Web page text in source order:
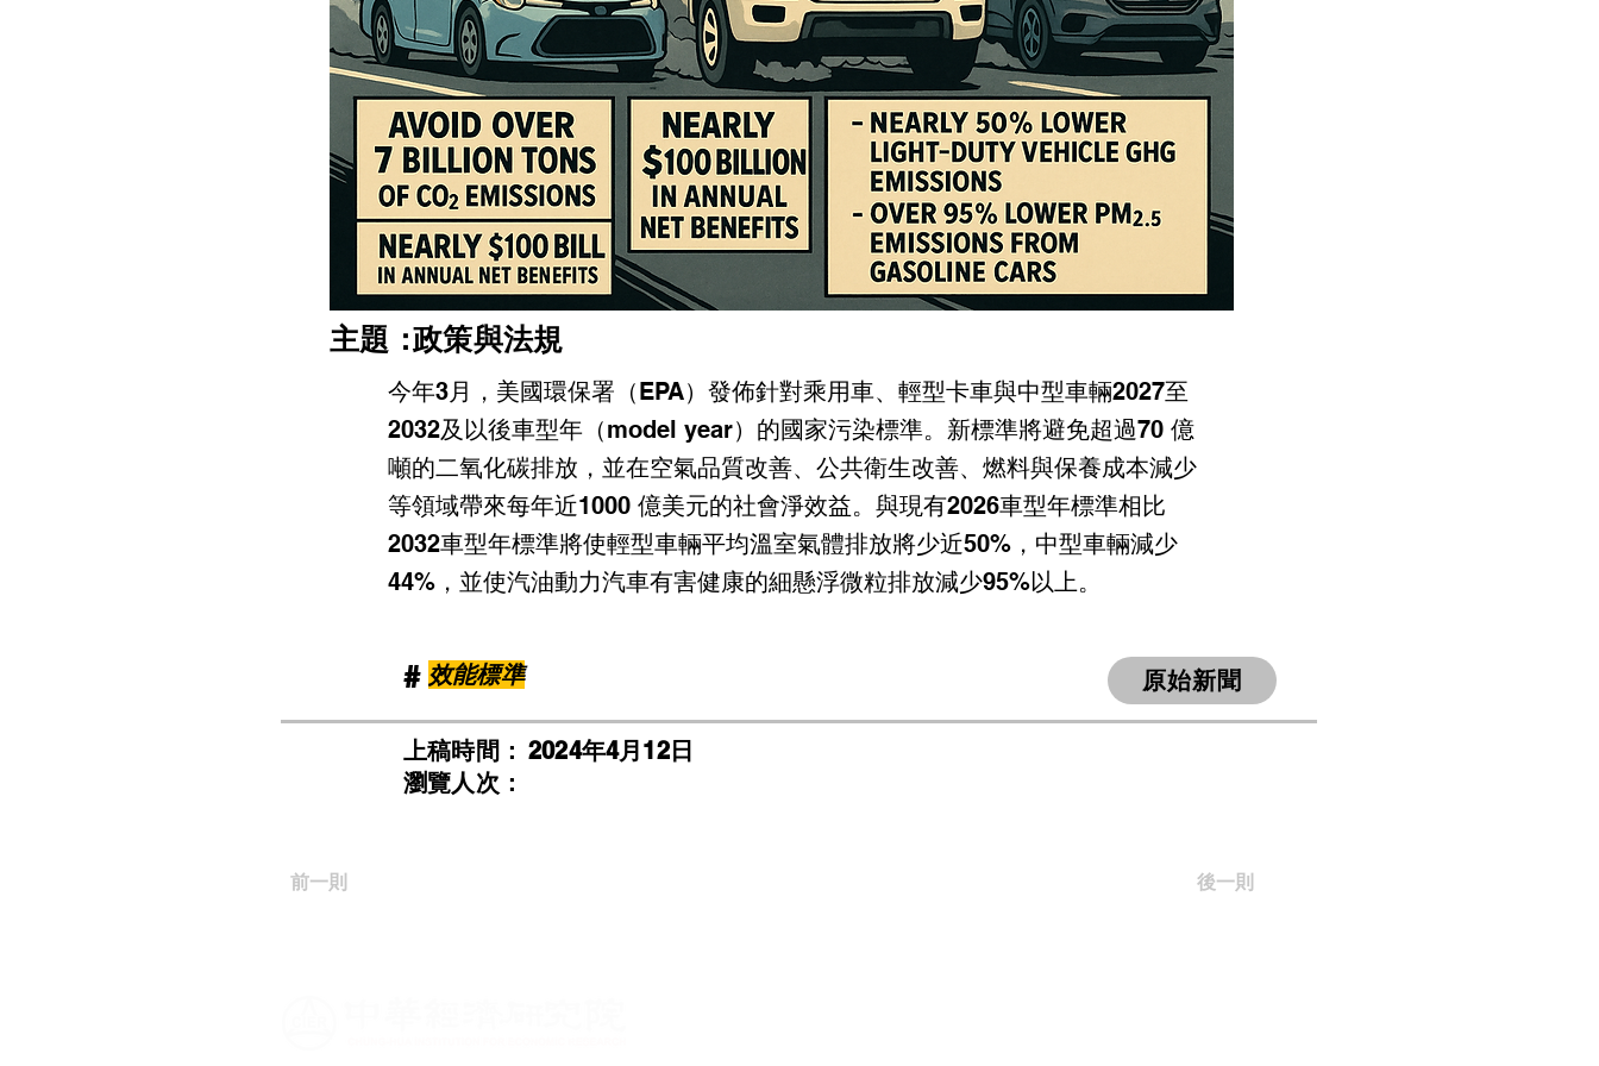
​主題：政策與法規
今年3月，美國環保署（EPA）發佈針對乘用車、輕型卡車與中型車輛2027至
2032及以後車型年（model year）的國家污染標準。新標準將避免超過70 億
噸的二氧化碳排放，並在空氣品質改善、公共衛生改善、燃料與保養成本減少
等領域帶來每年近1000 億美元的社會淨效益。與現有2026車型年標準相比
2032車型年標準將使輕型車輛平均溫室氣體排放將少近50%，中型車輛減少
44%，並使汽油動力汽車有害健康的細懸浮微粒排放減少95%以上。
​# 效能標準 原始新聞
​上稿時間： 2024年4月12日
​瀏覽人次：
前一則 後一則